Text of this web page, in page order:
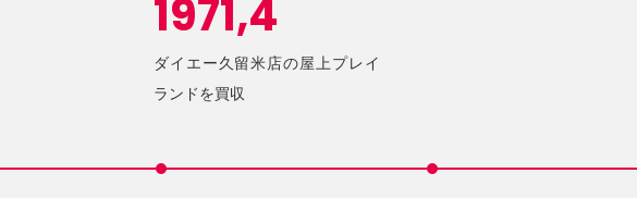
1971,4
ダイエー久留米店の屋上プレイ
ランドを買収